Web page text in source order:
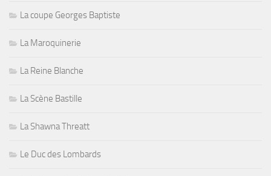
La coupe Georges Baptiste
La Maroquinerie
La Reine Blanche
La Scène Bastille
La Shawna Threatt
Le Duc des Lombards